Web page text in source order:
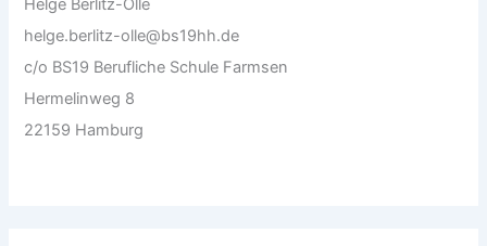
Helge Berlitz-Olle
helge.berlitz-olle@bs19hh.de
c/o BS19 Berufliche Schule Farmsen
Hermelinweg 8
22159 Hamburg